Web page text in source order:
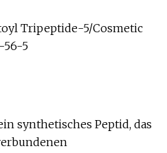
synthetisches Peptid, das